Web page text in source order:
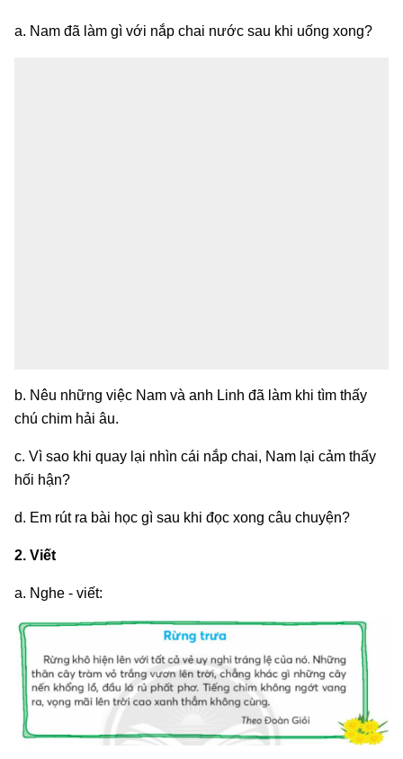
a. Nam đã làm gì với nắp chai nước sau khi uống xong?
b. Nêu những việc Nam và anh Linh đã làm khi tìm thấy
chú chim hải âu.
c. Vì sao khi quay lại nhìn cái nắp chai, Nam lại cảm thấy
hối hận?
d. Em rút ra bài học gì sau khi đọc xong câu chuyện?
2. Viết
a. Nghe - viết: